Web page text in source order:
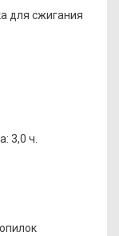
для сжигания
3,0 ч.